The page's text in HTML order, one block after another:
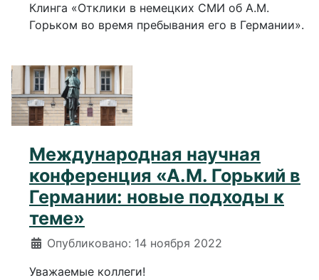
Клинга «Отклики в немецких СМИ об А.М.
Горьком во время пребывания его в Германии».
Международная научная
конференция «А.М. Горький в
Германии: новые подходы к
теме»
Информация о материале
Опубликовано: 14 ноября 2022
Уважаемые коллеги!